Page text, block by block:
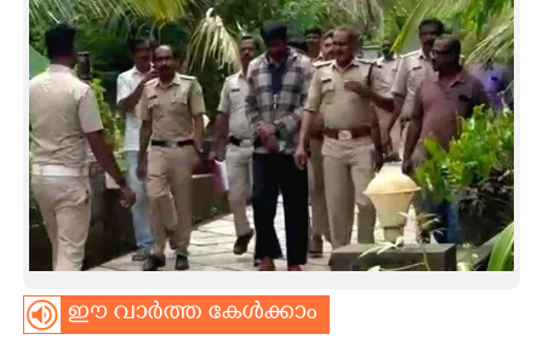
LIFESTYLE
SPIRITUAL
INFO+
ART
ASTRO
ഈ വാർത്ത കേൾക്കാം